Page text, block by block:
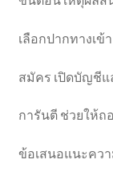
เลือกปากทางเ
สมัคร เปิดบัญชี
การันตี ช่วยให้ถ
ข้อเสนอแนะคว